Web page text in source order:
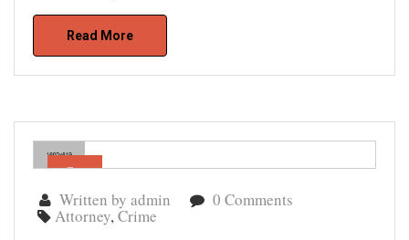
Read More
Gen
05
Written by admin 0 Comments
Attorney,Crime